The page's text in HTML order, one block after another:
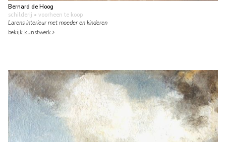
Bernard de Hoog
schilderij • voorheen te koop
Larens interieur met moeder en kinderen
bekijk kunstwerk